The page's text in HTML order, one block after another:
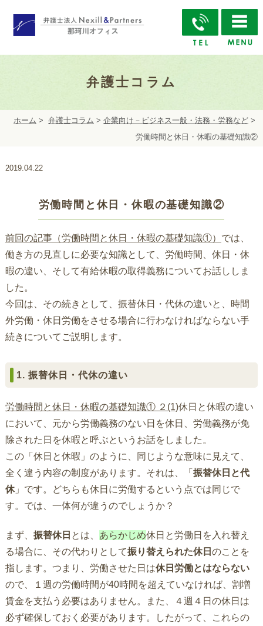
弁護士コラム
ホーム > 弁護士コラム >企業向け－ビジネス一般・法務・労務など >
労働時間と休日・休暇の基礎知識②
2019.04.22
労働時間と休日・休暇の基礎知識②
前回の記事（労働時間と休日・休暇の基礎知識①） では、
働き方の見直しに必要な知識として、労働時間、休日・休
暇の違い、そして有給休暇の取得義務についてお話ししま
した。
今回は、その続きとして、振替休日・代休の違いと、時間
外労働・休日労働をさせる場合に行わなければならない手
続きについてご説明します。
1. 振替休日・代休の違い
労働時間と休日・休暇の基礎知識① ２(1)休日と休暇の違い
において、元から労働義務のない日を休日、労働義務が免
除された日を休暇と呼ぶというお話をしました。
この「休日と休暇」のように、同じような意味に見えて、
全く違う内容の制度があります。それは、「 振替休日と代
休」です。どちらも休日に労働するという点では同じで
す。では、一体何が違うのでしょうか？
まず、 振替休日 とは、 あらかじめ休日と労働日を入れ替え
る場合に、その代わりとして振り替えられた休日 のことを
指します。つまり、労働させた日は休日労働とはならない
ので、１週の労働時間が40時間を超えていなければ、割増
賃金を支払う必要はありません。また、４週４日の休日は
必ず確保しておく必要があります。したがって、これらの